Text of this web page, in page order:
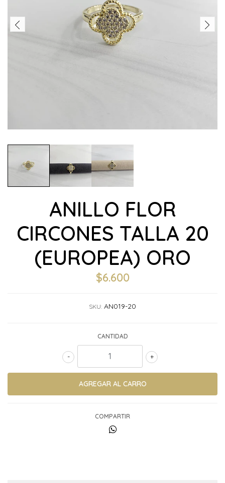
ANILLO FLOR
CIRCONES TALLA 20
(EUROPEA) ORO
$6.600
SKU: AN019-20
CANTIDAD
+
-
COMPARTIR